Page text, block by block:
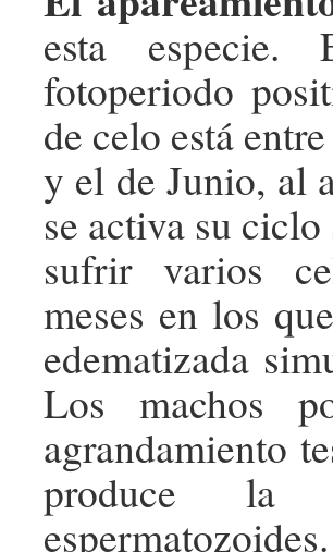
esta
fotoperiodo
de celo está
y el de Junio, al
se activa su
sufrir varios
meses en los
edematizada
Los machos
agrandamiento
produce la